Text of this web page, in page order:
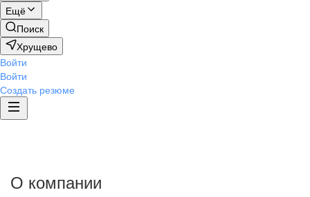
Ещё
Поиск
Хрущево
Войти
Войти
Создать резюме
О компании